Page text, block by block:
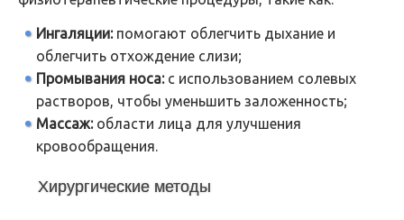
Ингаляции:помогают облегчить дыхание и
облегчить отхождение слизи;
Промывания носа:с использованием солевых
растворов, чтобы уменьшить заложенность;
Массаж:области лица для улучшения
кровообращения.
Хирургические методы